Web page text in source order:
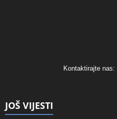
Kontaktirajte nas:
JOŠ VIJESTI